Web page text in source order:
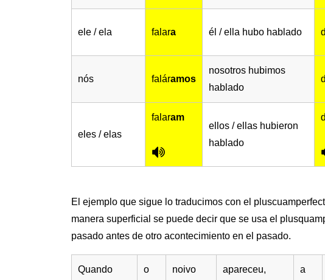
ele / ela falara él / ella hubo hablado
nós faláramos
nosotros hubimos
hablado
eles / elas
falaram
ellos / ellas hubieron
hablado
El ejemplo que sigue lo traducimos con el
manera superficial se puede decir que se usa el
pasado antes de otro acontecimiento en el pasado.
Quando o noivo apareceu, a